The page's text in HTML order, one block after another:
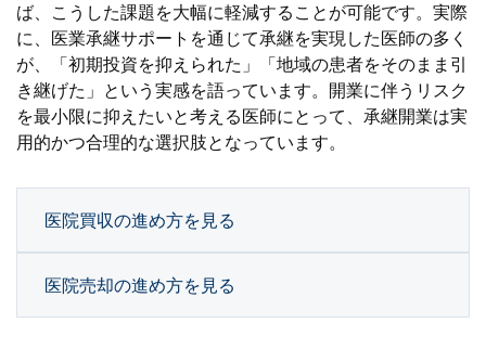
ば、こうした課題を大幅に軽減することが可能です。実際
に、医業承継サポートを通じて承継を実現した医師の多く
が、「初期投資を抑えられた」「地域の患者をそのまま引
き継げた」という実感を語っています。開業に伴うリスク
を最小限に抑えたいと考える医師にとって、承継開業は実
用的かつ合理的な選択肢となっています。
医院買収の進め方を見る
医院売却の進め方を見る